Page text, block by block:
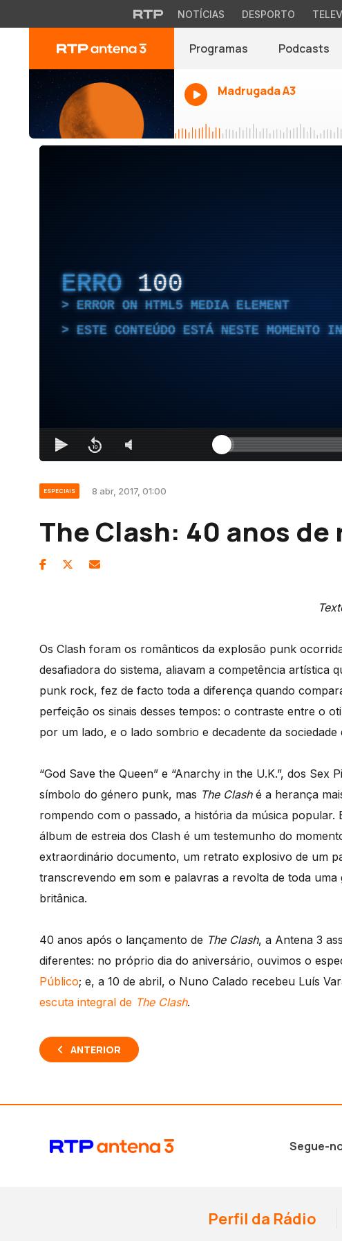
NOTÍCIAS DESPORTO
Programas Podcasts
Madrugada A3
ERRO 100
ERROR ON HTML5 MEDIA ELEMENT
ESTE CONTEÚDO ESTÁ NESTE MOMENTO
ESPECIAIS 8 abr, 2017, 01:00
The Clash: 40 anos de
Os Clash foram os românticos da explosão punk
desafiadora do sistema, aliavam a competência artística
punk rock, fez de facto toda a diferença quando
perfeição os sinais desses tempos: o contraste entre o
por um lado, e o lado sombrio e decadente da
“God Save the Queen” e “Anarchy in the U.K.”, dos
símbolo do género punk, mas The Clashé a herança
rompendo com o passado, a história da música popular.
álbum de estreia dos Clash é um testemunho do
extraordinário documento, um retrato explosivo de um
transcrevendo em som e palavras a revolta de toda
britânica.
40 anos após o lançamento de The Clash, a Antena 3
diferentes: no próprio dia do aniversário, ouvimos o
Público; e, a 10 de abril, o Nuno Calado recebeu Luís
escuta integral de The Clash.
ANTERIOR
Segue-
Perfil da Rádio